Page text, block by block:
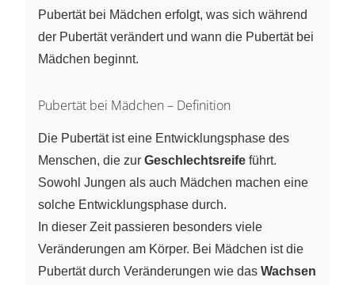
Pubertät bei Mädchen erfolgt, was sich während
der Pubertät verändert und wann die Pubertät bei
Mädchen beginnt.
Pubertät bei Mädchen – Definition
Die Pubertät ist eine Entwicklungsphase des
Menschen, die zur Geschlechtsreife führt.
Sowohl Jungen als auch Mädchen machen eine
solche Entwicklungsphase durch.
In dieser Zeit passieren besonders viele
Veränderungen am Körper. Bei Mädchen ist die
Pubertät durch Veränderungen wie das Wachsen